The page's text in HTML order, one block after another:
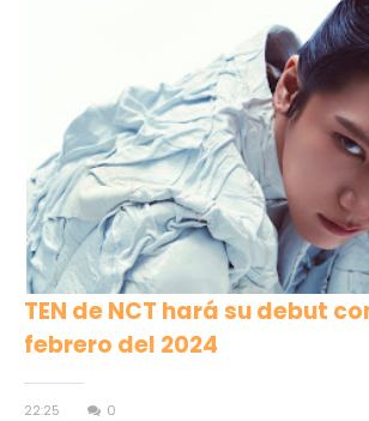
TEN de NCT hará su debut
febrero del 2024
22:25 0